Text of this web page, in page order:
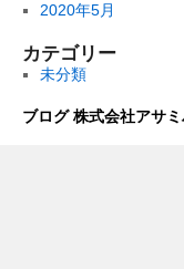
2020年5月
カテゴリー
未分類
ブログ 株式会社アサ